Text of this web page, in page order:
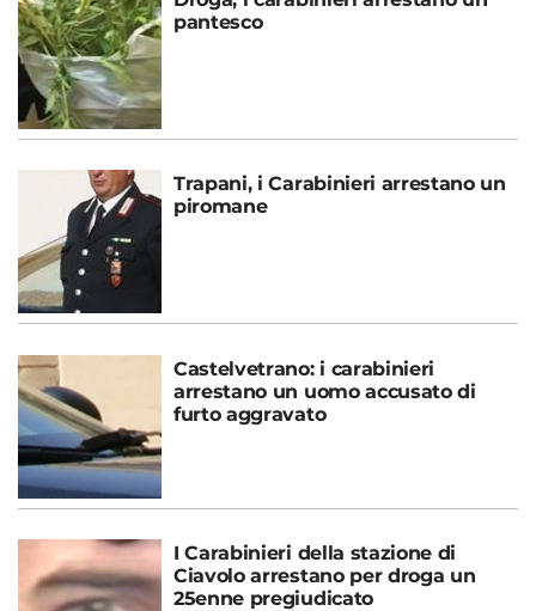
pantesco
Trapani, i Carabinieri arrestano un
piromane
Castelvetrano: i carabinieri
arrestano un uomo accusato di
furto aggravato
I Carabinieri della stazione di
Ciavolo arrestano per droga un
25enne pregiudicato